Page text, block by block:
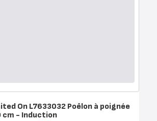
On L7633032 Poêlon à poignée
cm - Induction